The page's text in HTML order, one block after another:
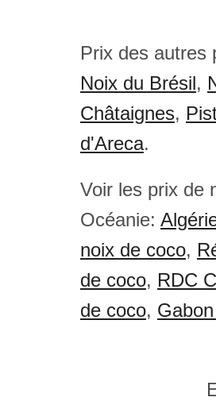
Prix des autres
Noix du Brésil,
Châtaignes,
d'Areca.
Voir les prix de
Océanie:
noix de coco,
de coco, RDC
de coco,